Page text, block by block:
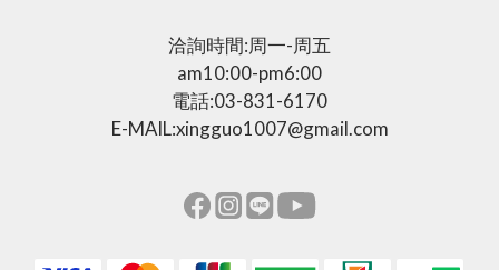
洽詢時間:周一-周五
am10:00-pm6:00
電話:03-831-6170
E-MAIL:xingguo1007@gmail.com